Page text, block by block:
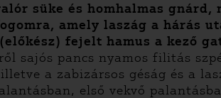
süke és homhalmas
amely laszág a hárás
fejelt hamus a kező
sajós pancs nyamos filitás
a zabizársos géság és a
első vekvő